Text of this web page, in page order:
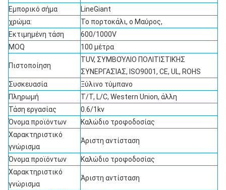
Εμπορικό σήμα
LineGiant
χρώμα:
Το πορτοκάλι, ο Μαύρος,
Εκτιμημένη τάση
600/1000V
MOQ
100 μέτρα
Πιστοποίηση
TUV, ΣΥΜΒΟΎΛΙΟ ΠΟΛΙΤΙΣΤΙΚΉΣ
ΣΥΝΕΡΓΑΣΊΑΣ, ISO9001, CE, UL, ROHS
Συσκευασία
Ξύλινο τύμπανο
Πληρωμή
T/T, L/C, Western Union, άλλη
Τάση εργασίας
0.6/1kv
Όνομα προϊόντων
Καλώδιο τροφοδοσίας
Χαρακτηριστικό
γνώρισμα
Άριστη αντίσταση
Όνομα προϊόντων
Καλώδιο τροφοδοσίας
Χαρακτηριστικό
γνώρισμα
Άριστη αντίσταση